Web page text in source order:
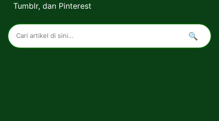
Tumblr, dan Pinterest
🔍